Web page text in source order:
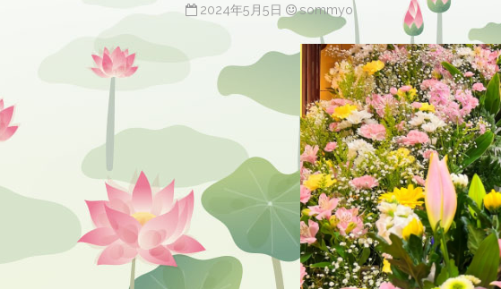
2024年5月5日 sommyo